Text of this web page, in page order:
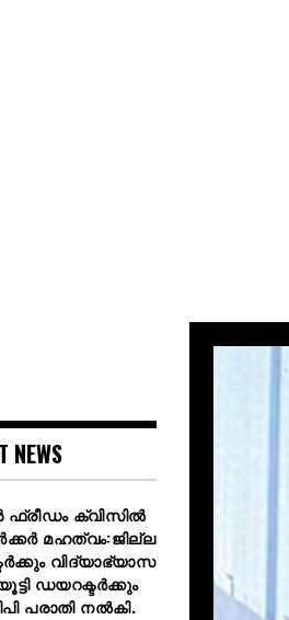
NEWS
ഫ്രീഡം ക്വിസില്‍
മഹത്വം:ജില്ല
വിദ്യാഭ്യാസ
ഡയറക്ടര്‍ക്കും
പരാതി നല്‍കി.